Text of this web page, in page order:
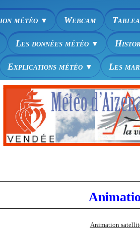
météo ▼ Webcam
Les données météo ▼
Explications météo ▼ Les
Animation